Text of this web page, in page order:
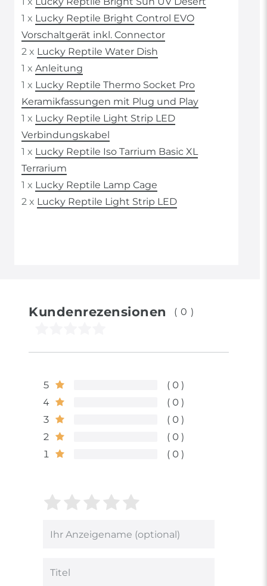
1 x Lucky Reptile Bright Control EVO
Vorschaltgerät inkl. Connector
2 x Lucky Reptile Water Dish
1 x Anleitung
1 x Lucky Reptile Thermo Socket Pro
Keramikfassungen mit Plug und Play
1 x Lucky Reptile Light Strip LED
Verbindungskabel
1 x Lucky Reptile Iso Tarrium Basic XL
Terrarium
1 x Lucky Reptile Lamp Cage
2 x Lucky Reptile Light Strip LED
Kundenrezensionen (0)
5
0
4
0
3
0
2
0
1
0
Bewertungssterne
von
4
von
3
2
von
1
von
Bewertungssternen
Anzeigename